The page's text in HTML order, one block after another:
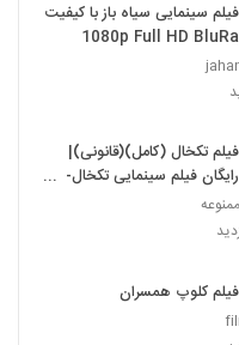
بیتابی بیتا
آرامش با کیفیت عالی
با کیفیت عالی
پریا به کارگردانی فریدون
فیلم سینمایی سیاه باز با کیفیت
فیلم تکخال (کامل)(قانونی)|
رایگان فیلم سینمایی تکخال-
فیلم کلوپ همسران